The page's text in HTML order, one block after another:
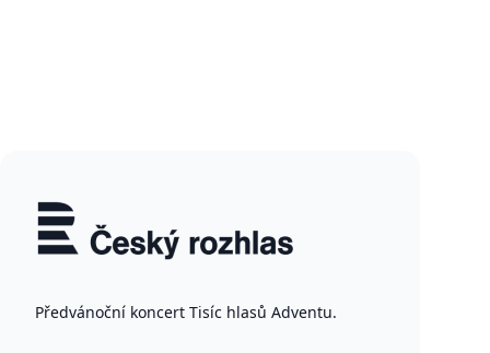
Předvánoční koncert Tisíc hlasů Adventu.